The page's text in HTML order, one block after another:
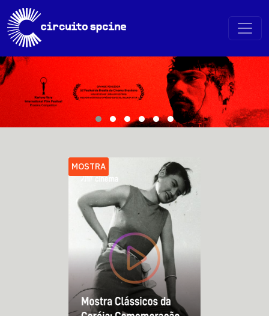
MOSTRA